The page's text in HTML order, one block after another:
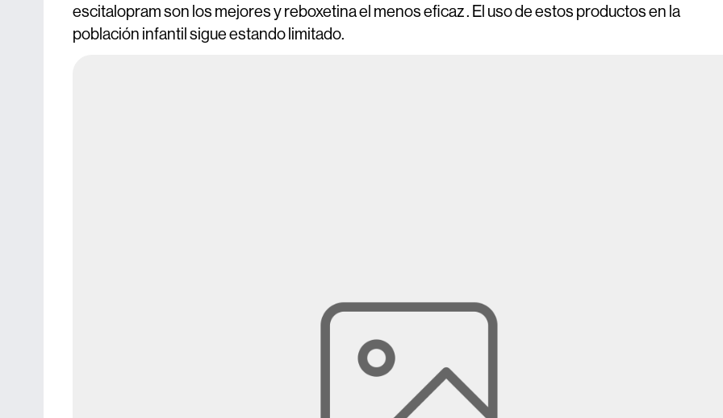
escitalopram son los mejores y reboxetina el menos eficaz . El uso de estos productos en la
población infantil sigue estando limitado.